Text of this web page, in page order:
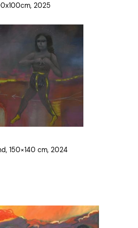
2025
150×140 cm, 2024